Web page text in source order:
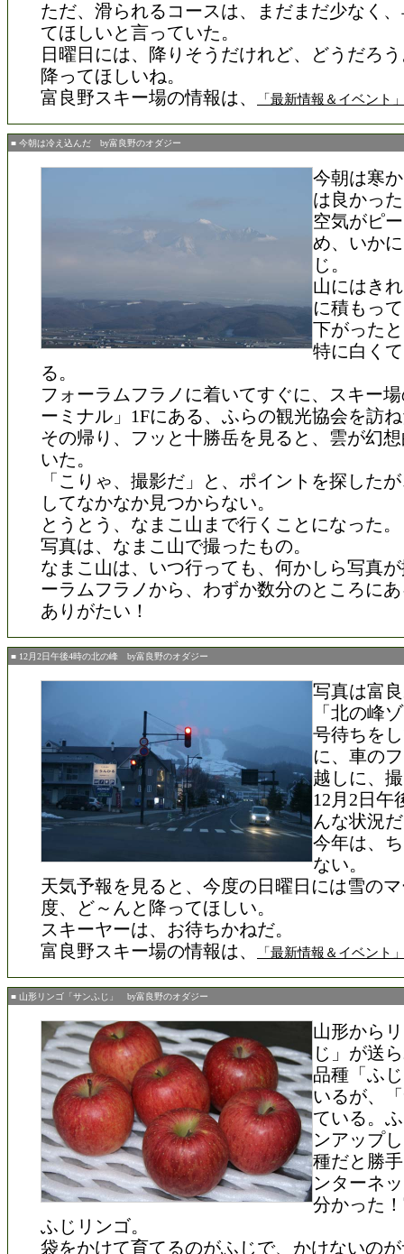
ただ、滑られるコースは、まだまだ少なく
てほしいと言っていた。
日曜日には、降りそうだけれど、どうだろ
降ってほしいね。
富良野スキー場の情報は、
「最新情報＆イベント
■ 今朝は冷え込んだ by富良野のオダジー
今朝は寒
は良かっ
空気がピ
め、いか
じ。
山にはき
に積もっ
下がった
特に白く
る。
フォーラムフラノに着いてすぐに、スキー
ーミナル」1Fにある、ふらの観光協会を訪
その帰り、フッと十勝岳を見ると、雲が幻
いた。
「こりゃ、撮影だ」と、ポイントを探した
してなかなか見つからない。
とうとう、なまこ山まで行くことになった。
写真は、なまこ山で撮ったもの。
なまこ山は、いつ行っても、何かしら写真
ーラムフラノから、わずか数分のところに
ありがたい！
■ 12月2日午後4時の北の峰 by富良野のオダジー
写真は富
「北の峰
号待ちを
に、車の
越しに、
12月2日午
んな状況
今年は、
ない。
天気予報を見ると、今度の日曜日には雪の
度、ど～んと降ってほしい。
スキーヤーは、お待ちかねだ。
富良野スキー場の情報は、
「最新情報＆イベント
■ 山形リンゴ「サンふじ」 by富良野のオダジー
山形から
じ」が送
品種「ふ
いるが、
ている。
ンアップ
種だと勝
ンターネ
分かった
ふじリンゴ。
袋をかけて育てるのがふじで、かけないの